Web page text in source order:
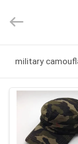
PRODUTOS
SOBRE
NÓS
Manufacturing
Rights
military